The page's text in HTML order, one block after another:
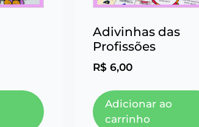
Adivinhas das
Profissões
R$ 6,00
Adicionar ao
carrinho